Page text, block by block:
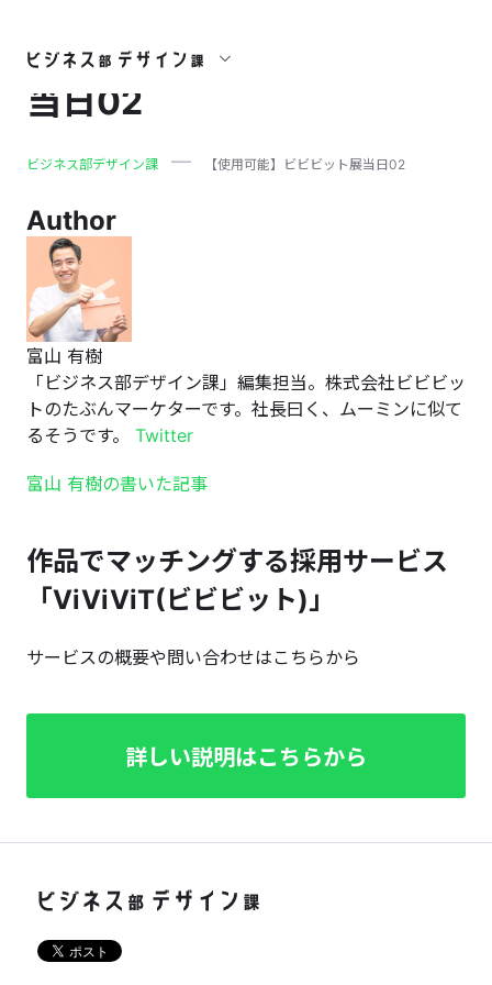
【使用可能】ビビビット展
当日02
ビジネス部デザイン課 【使用可能】ビビビット展当日02
Author
富山 有樹
「ビジネス部デザイン課」編集担当。株式会社ビビビッ
トのたぶんマーケターです。社長曰く、ムーミンに似て
るそうです。 Twitter
富山 有樹の書いた記事
作品でマッチングする採用サービス
「ViViViT(ビビビット)」
サービスの概要や問い合わせはこちらから
詳しい説明はこちらから